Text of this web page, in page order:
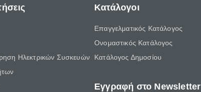
Ηλεκτρικών Συσκευών
Κατάλογοι
Επαγγελματικός Κατάλογος
Ονομαστικός Κατάλογος
Κατάλογος Δημοσίου
Εγγραφή στο Newsletter